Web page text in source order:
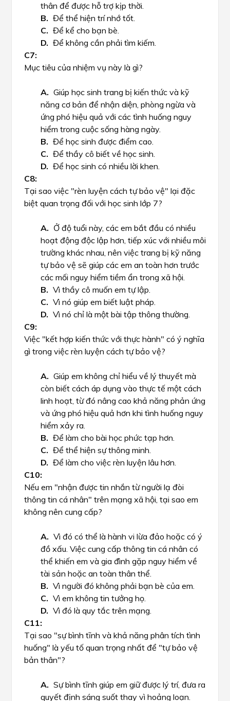
thân để được hỗ trợ kịp thời.
Để thể hiện trí nhớ tốt.
Để kể cho bạn bè.
Để không cần phải tìm kiếm.
Mục tiêu của nhiệm vụ này là gì?
Giúp học sinh trang bị kiến thức và kỹ
năng cơ bản để nhận diện, phòng ngừa và
ứng phó hiệu quả với các tình huống nguy
hiểm trong cuộc sống hàng ngày.
Để học sinh được điểm cao.
Để thầy cô biết về học sinh.
Để học sinh có nhiều lời khen.
Tại sao việc "rèn luyện cách tự bảo vệ" lại đặc
biệt quan trọng đối với học sinh lớp 7?
Ở độ tuổi này, các em bắt đầu có nhiều
hoạt động độc lập hơn, tiếp xúc với nhiều môi
trường khác nhau, nên việc trang bị kỹ năng
tự bảo vệ sẽ giúp các em an toàn hơn trước
các mối nguy hiểm tiềm ẩn trong xã hội.
Vì thầy cô muốn em tự lập.
Vì nó giúp em biết luật pháp.
Vì nó chỉ là một bài tập thông thường.
Việc "kết hợp kiến thức với thực hành" có ý nghĩa
gì trong việc rèn luyện cách tự bảo vệ?
Giúp em không chỉ hiểu về lý thuyết mà
còn biết cách áp dụng vào thực tế một cách
linh hoạt, từ đó nâng cao khả năng phản ứng
và ứng phó hiệu quả hơn khi tình huống nguy
hiểm xảy ra.
Để làm cho bài học phức tạp hơn.
Để thể hiện sự thông minh.
Để làm cho việc rèn luyện lâu hơn.
Nếu em "nhận được tin nhắn từ người lạ đòi
thông tin cá nhân" trên mạng xã hội, tại sao em
không nên cung cấp?
Vì đó có thể là hành vi lừa đảo hoặc có ý
đồ xấu. Việc cung cấp thông tin cá nhân có
thể khiến em và gia đình gặp nguy hiểm về
tài sản hoặc an toàn thân thể.
Vì người đó không phải bạn bè của em.
Vì em không tin tưởng họ.
Vì đó là quy tắc trên mạng.
Tại sao "sự bình tĩnh và khả năng phân tích tình
huống" là yếu tố quan trọng nhất để "tự bảo vệ
bản thân"?
Sự bình tĩnh giúp em giữ được lý trí, đưa ra
quyết định sáng suốt thay vì hoảng loạn.